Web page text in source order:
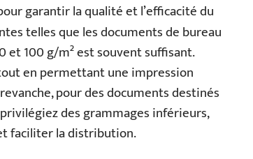
garantir la qualité et l’efficacité du
telles que les documents de bureau
et 100 g/m² est souvent suffisant.
en permettant une impression
pour des documents destinés
des grammages inférieurs,
faciliter la distribution.